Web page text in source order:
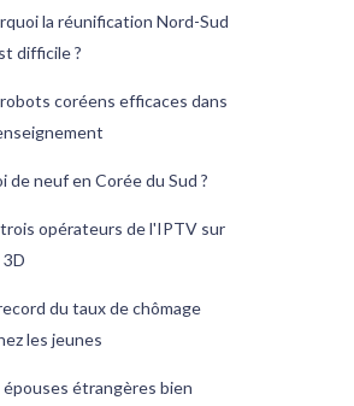
la réunification Nord-Sud
difficile ?
coréens efficaces dans
de neuf en Corée du Sud ?
opérateurs de l'IPTV sur
3D
du taux de chômage
les jeunes
épouses étrangères bien